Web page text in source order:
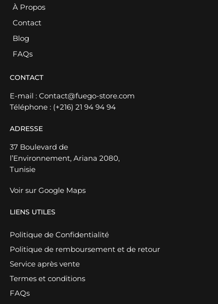
À Propos
Contact
Blog
FAQs
CONTACT
E-mail : Contact@fuego-store.com
Téléphone : (+216) 21 94 94 94
ADRESSE
37 Boulevard de
l’Environnement, Ariana 2080,
Tunisie
Voir sur Google Maps
LIENS UTILES
Politique de Confidentialité
Politique de remboursement et de retour
Service après vente
Termes et conditions
FAQs